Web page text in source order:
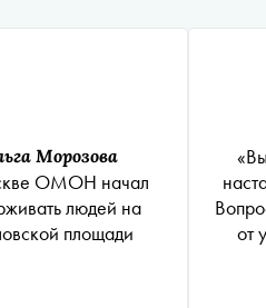
Морозова
ОМОН начал
людей на
площади
от